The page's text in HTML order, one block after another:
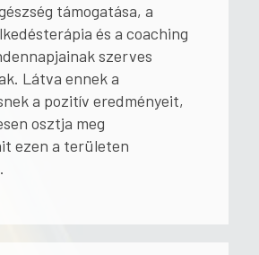
támogatása, a
és a coaching
szerves
Látva ennek a
a pozitív eredményeit,
osztja meg
ezen a területen